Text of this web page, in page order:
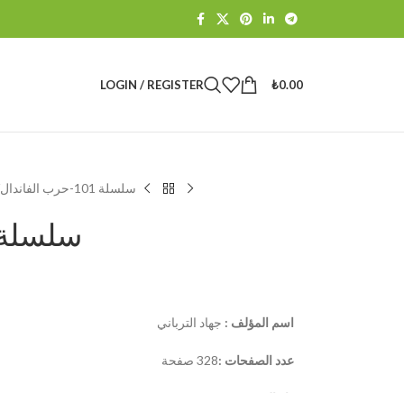
LOGIN / REGISTER ₺0.00
سلسلة 101-حرب الفاندال
سلسلة 101-حرب
اسم المؤلف : جهاد الترباني
عدد الصفحات :328 صفحة